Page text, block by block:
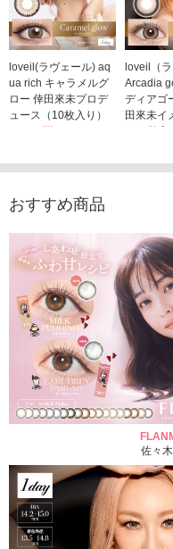
loveil(ラヴェール) aq
ua rich キャラメルグ
ロー 倖田來未プロデ
ュース（10枚入り）
loveil（ラ
Arcadia
ディアゴ
田來未イ
おすすめ商品
佐々